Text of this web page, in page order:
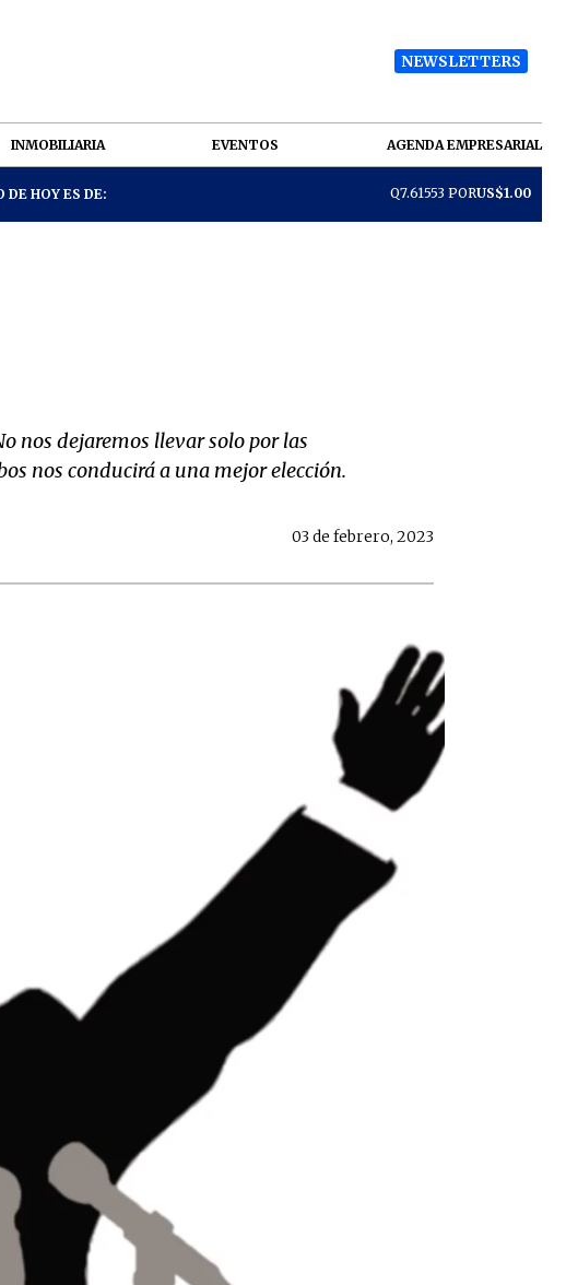
NEWSLETTERS
INMOBILIARIA EVENTOS AGENDA EMPRESARIAL
DE HOY ES DE: Q7.61553 PORUS$1.00
nos dejaremos llevar solo por las
nos conducirá a una mejor elección.
03 de febrero, 2023